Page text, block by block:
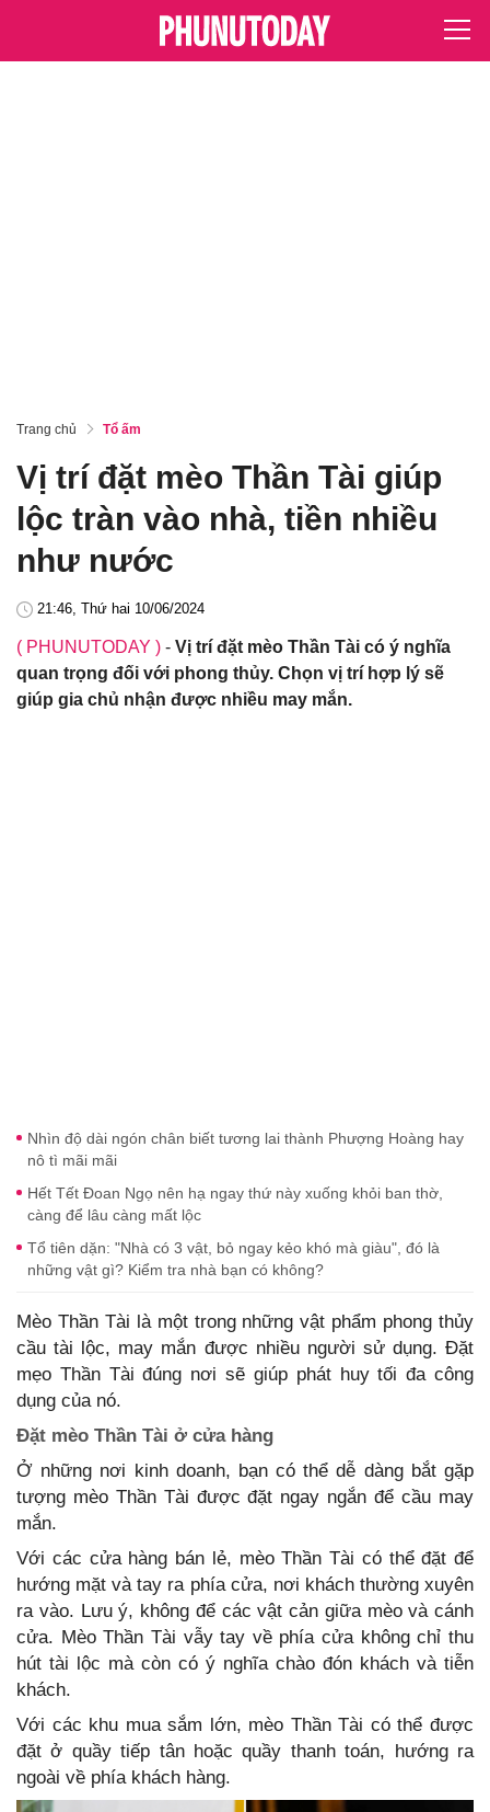
Trang chủ Tổ ấm
Vị trí đặt mèo Thần Tài giúp
lộc tràn vào nhà, tiền nhiều
như nước
21:46, Thứ hai 10/06/2024
( PHUNUTODAY ) - Vị trí đặt mèo Thần Tài có ý nghĩa
quan trọng đối với phong thủy. Chọn vị trí hợp lý sẽ
giúp gia chủ nhận được nhiều may mắn.
Nhìn độ dài ngón chân biết tương lai thành Phượng Hoàng hay
nô tì mãi mãi
Hết Tết Đoan Ngọ nên hạ ngay thứ này xuống khỏi ban thờ,
càng để lâu càng mất lộc
Tổ tiên dặn: "Nhà có 3 vật, bỏ ngay kẻo khó mà giàu", đó là
những vật gì? Kiểm tra nhà bạn có không?
Mèo Thần Tài là một trong những vật phẩm phong thủy
cầu tài lộc, may mắn được nhiều người sử dụng. Đặt
mẹo Thần Tài đúng nơi sẽ giúp phát huy tối đa công
dụng của nó.
Đặt mèo Thần Tài ở cửa hàng
Ở những nơi kinh doanh, bạn có thể dễ dàng bắt gặp
tượng mèo Thần Tài được đặt ngay ngắn để cầu may
mắn.
Với các cửa hàng bán lẻ, mèo Thần Tài có thể đặt để
hướng mặt và tay ra phía cửa, nơi khách thường xuyên
ra vào. Lưu ý, không để các vật cản giữa mèo và cánh
cửa. Mèo Thần Tài vẫy tay về phía cửa không chỉ thu
hút tài lộc mà còn có ý nghĩa chào đón khách và tiễn
khách.
Với các khu mua sắm lớn, mèo Thần Tài có thể được
đặt ở quầy tiếp tân hoặc quầy thanh toán, hướng ra
ngoài về phía khách hàng.